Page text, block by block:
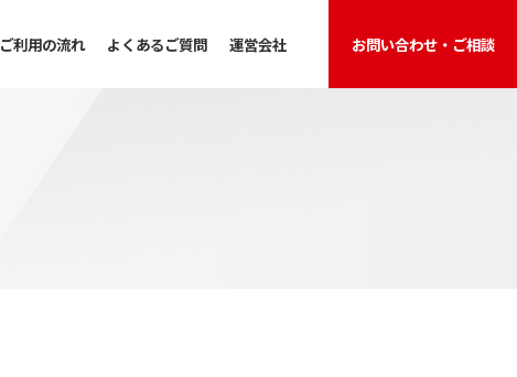
ご利用の流れ よくあるご質問 運営会社 お問い合わせ・ご相談